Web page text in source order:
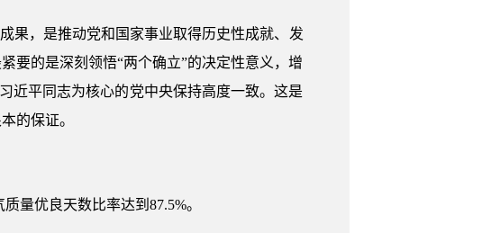
果，是推动党和国家事业取得历史性成就、发
要的是深刻领悟“两个确立”的决定性意义，增
近平同志为核心的党中央保持高度一致。这是
的保证。
量优良天数比率达到87.5%。